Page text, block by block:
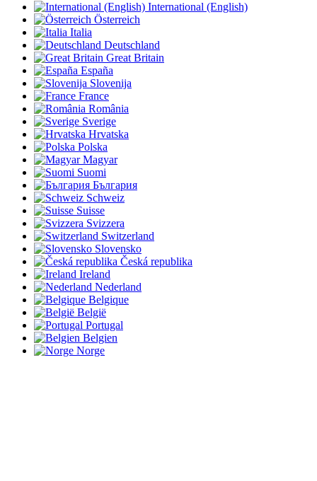
International (English)
Österreich
Italia
Deutschland
Great Britain
España
Slovenija
France
România
Sverige
Hrvatska
Polska
Magyar
Suomi
България
Schweiz
Suisse
Svizzera
Switzerland
Slovensko
Česká republika
Ireland
Nederland
Belgique
België
Portugal
Belgien
Norge